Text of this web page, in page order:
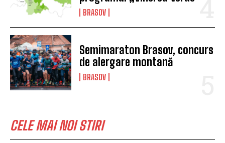
BRASOV
Semimaraton Brasov, concurs
de alergare montană
BRASOV
CELE MAI NOI STIRI